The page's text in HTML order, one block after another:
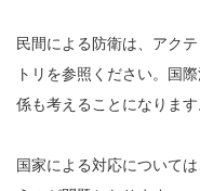
民間による防衛は、アク
トリを参照ください。国
係も考えることになります
国家による対応について